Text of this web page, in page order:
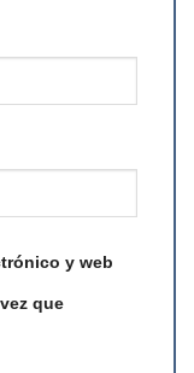
y web
que